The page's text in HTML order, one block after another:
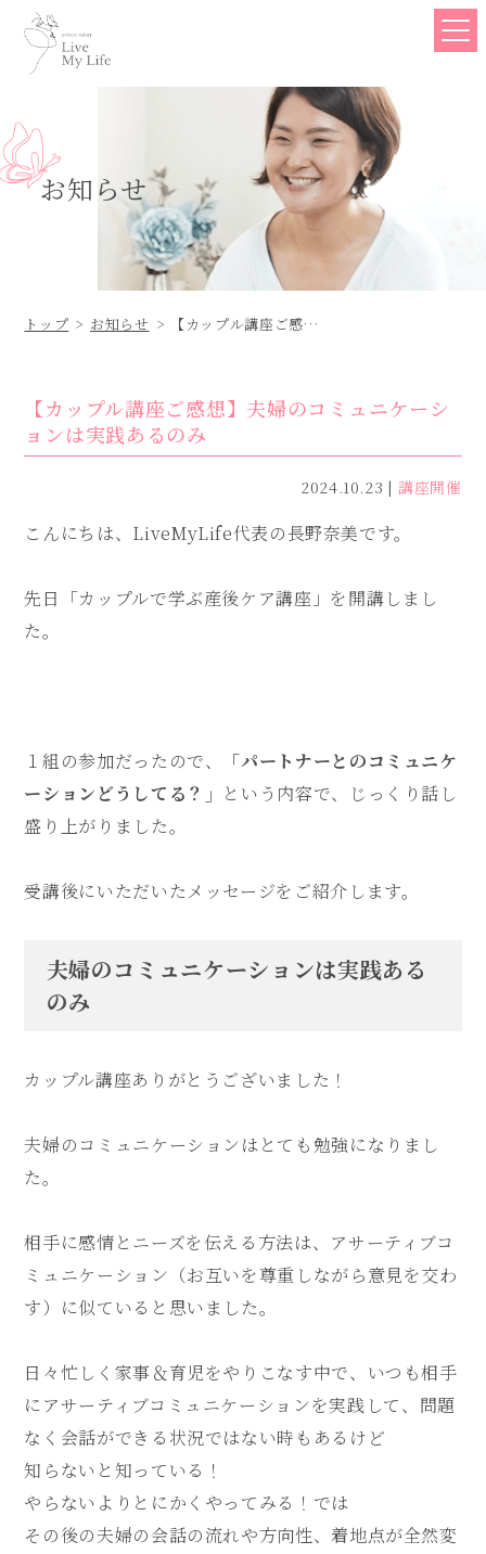
お知らせ
トップ お知らせ
【カップル講座ご感
【カップル講座ご感想】夫婦のコミュニケーシ
ョンは実践あるのみ
2024.10.23 講座開催
こんにちは、LiveMyLife代表の長野奈美です。
先日「カップルで学ぶ産後ケア講座」を開講しまし
た。
１組の参加だったので、
「パートナーとのコミュニケ
ーションどうしてる？」 という内容で、じっくり話し
盛り上がりました。
受講後にいただいたメッセージをご紹介します。
夫婦のコミュニケーションは実践ある
のみ
カップル講座ありがとうございました！
夫婦のコミュニケーションはとても勉強になりまし
た。
相手に感情とニーズを伝える方法は、 アサーティブコ
ミュニケーション（お互いを尊重しながら意見を交わ
す）に似ていると思いました。
日々忙しく家事＆育児をやりこなす中で、 いつも相手
にアサーティブコミュニケーションを実践して、 問題
なく会話ができる状況ではない時もあるけど
知らないと知っている！
やらないよりとにかくやってみる！ では
その後の夫婦の会話の流れや方向性、着地点が全然変